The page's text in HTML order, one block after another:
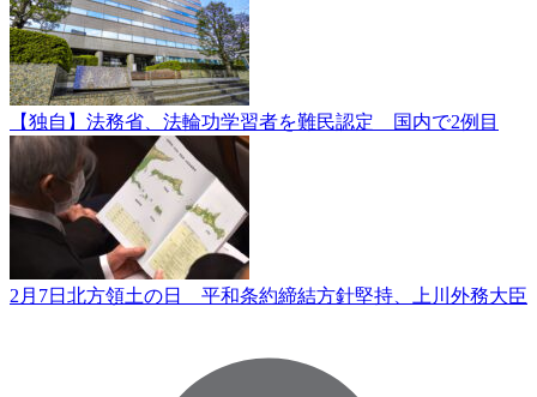
【独自】法務省、法輪功学習者を難民認定 国内で2例目
2月7日北方領土の日 平和条約締結方針堅持、上川外務大臣